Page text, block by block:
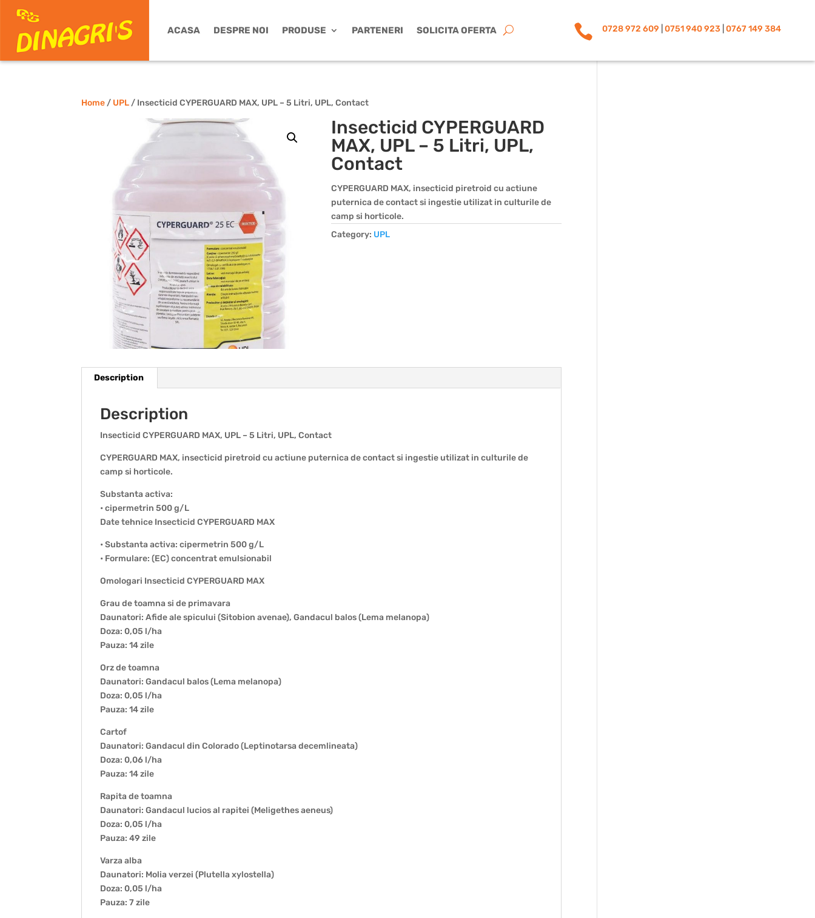
ACASA DESPRE NOI PRODUSE PARTENERI SOLICITA OFERTA  0728 972 609 0751 940 923| 0767 149 384
Home / UPL / Insecticid CYPERGUARD MAX, UPL – 5 Litri, UPL, Contact
Insecticid CYPERGUARD
MAX, UPL – 5 Litri, UPL,
Contact
CYPERGUARD MAX, insecticid piretroid cu actiune
puternica de contact si ingestie utilizat in culturile de
camp si horticole.
Category: UPL
Description
Description
Insecticid CYPERGUARD MAX, UPL – 5 Litri, UPL, Contact
CYPERGUARD MAX, insecticid piretroid cu actiune puternica de contact si ingestie utilizat in culturile de
camp si horticole.
Substanta activa:
• cipermetrin 500 g/L
Date tehnice Insecticid CYPERGUARD MAX
• Substanta activa: cipermetrin 500 g/L
• Formulare: (EC) concentrat emulsionabil
Omologari Insecticid CYPERGUARD MAX
Grau de toamna si de primavara
Daunatori: Afide ale spicului (Sitobion avenae), Gandacul balos (Lema melanopa)
Doza: 0,05 l/ha
Pauza: 14 zile
Orz de toamna
Daunatori: Gandacul balos (Lema melanopa)
Doza: 0,05 l/ha
Pauza: 14 zile
Cartof
Daunatori: Gandacul din Colorado (Leptinotarsa decemlineata)
Doza: 0,06 l/ha
Pauza: 14 zile
Rapita de toamna
Daunatori: Gandacul lucios al rapitei (Meligethes aeneus)
Doza: 0,05 l/ha
Pauza: 49 zile
Varza alba
Daunatori: Molia verzei (Plutella xylostella)
Doza: 0,05 l/ha
Pauza: 7 zile